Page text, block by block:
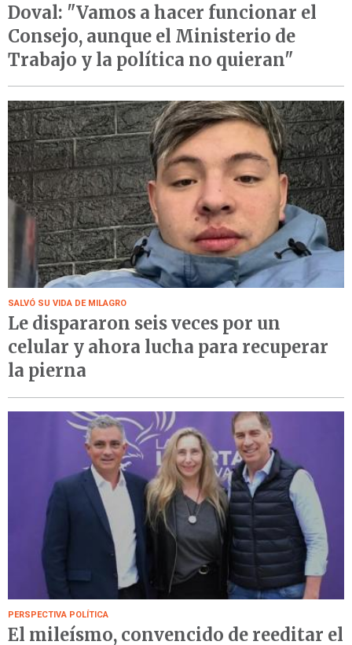
Doval: "Vamos a hacer funcionar el
Consejo, aunque el Ministerio de
Trabajo y la política no quieran"
SALVÓ SU VIDA DE MILAGRO
Le dispararon seis veces por un
celular y ahora lucha para recuperar
la pierna
PERSPECTIVA POLÍTICA
El mileísmo, convencido de reeditar el